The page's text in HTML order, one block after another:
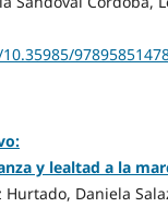
y lealtad a la
Hurtado, Daniela